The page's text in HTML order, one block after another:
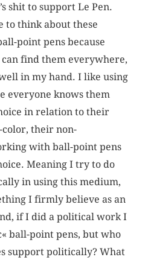
shit to support Le Pen.
to think about these
point pens because
can find them everywhere,
in my hand. I like using
everyone knows them
in relation to their
their non-
with ball-point pens
Meaning I try to do
in using this medium,
I firmly believe as an
if I did a political work I
ball-point pens, but who
support politically? What